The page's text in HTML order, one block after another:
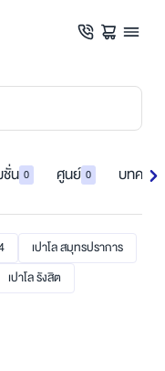
ชั่น 0 ศูนย์ 0 บทควา
เปาโล สมุทรปราการ
เปาโล รังสิต